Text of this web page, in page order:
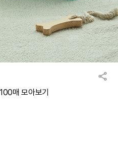
매 모아보기